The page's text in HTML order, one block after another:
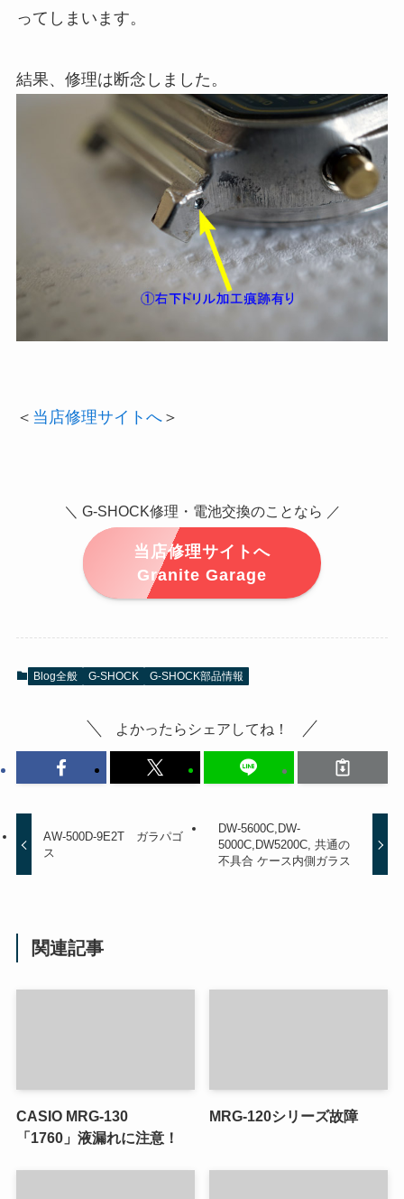
ってしまいます。
結果、修理は断念しました。
＜ 当店修理サイトへ＞
＼ G-SHOCK修理・電池交換のことなら ／
当店修理サイトへ
Granite Garage
Blog全般 G-SHOCK G-SHOCK部品情報
よかったらシェアしてね！
AW-500D-9E2T ガラパゴ
ス
DW-5600C,DW-
5000C,DW5200C, 共通の
不具合 ケース内側ガラス
関連記事
CASIO MRG-130
「1760」液漏れに注意！
MRG-120シリーズ故障